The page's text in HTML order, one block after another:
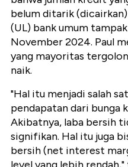
belum ditarik
(UL) bank umum
November 2024. Paul
yang mayoritas
naik.
"Hal itu menjadi salah
pendapatan dari bunga
Akibatnya, laba bersih
signifikan. Hal itu juga
bersih (net interest